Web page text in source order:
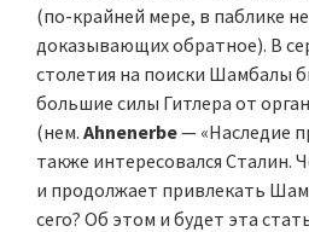
(по-крайней мере, в паблике
доказывающих обратное). В
столетия на поиски Шамбалы
большие силы Гитлера от
(нем. Ahnenerbe— «Наследие
также интересовался Сталин.
и продолжает привлекать
сего? Об этом и будет эта